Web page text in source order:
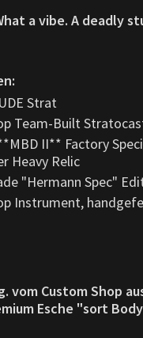
a vibe. A deadly
Strat
Team-Built
II** Factory
Heavy Relic
"Hermann Spec"
Instrument,
vom Custom Shop
Esche "sort